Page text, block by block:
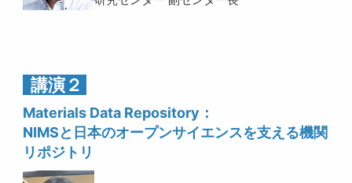
講演２
Materials Data Repository：
NIMSと日本のオープンサイエンスを支える機関
リポジトリ